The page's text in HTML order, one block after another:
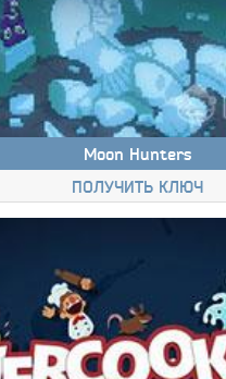
Moon Hunters
ПОЛУЧИТЬ КЛЮЧ